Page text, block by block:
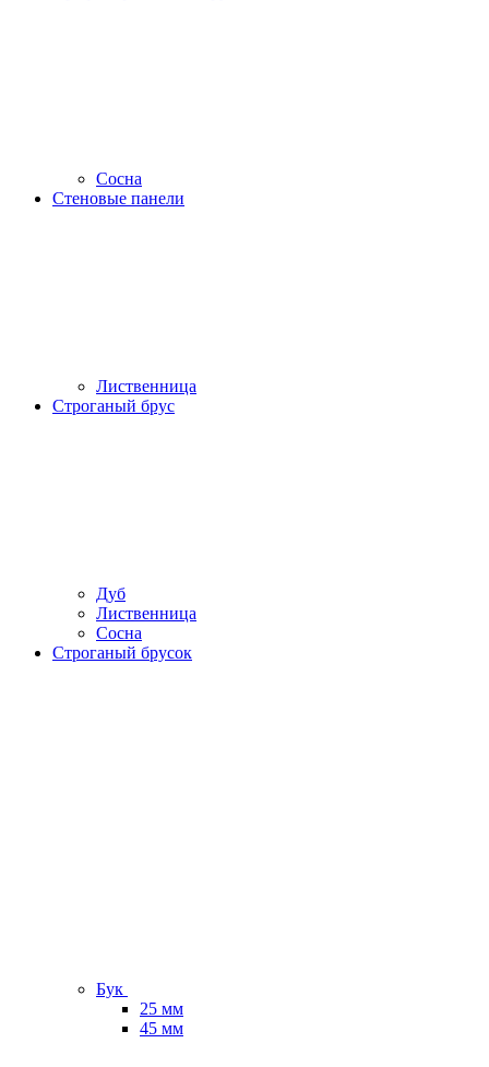
Сосна
Стеновые панели
Лиственница
Строганый брус
Дуб
Лиственница
Сосна
Строганый брусок
Бук
25 мм
45 мм